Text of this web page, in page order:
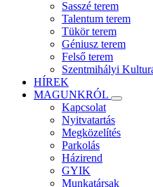
Sasszé terem
Talentum terem
Tükör terem
Géniusz terem
Felső terem
Szentmihályi
HÍREK
MAGUNKRÓL
Kapcsolat
Nyitvatartás
Megközelítés
Parkolás
Házirend
GYIK
Munkatársak